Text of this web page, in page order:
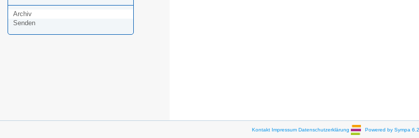
Archiv
Senden
Kontakt Impressum Datenschutzerklärung Powered by Sympa